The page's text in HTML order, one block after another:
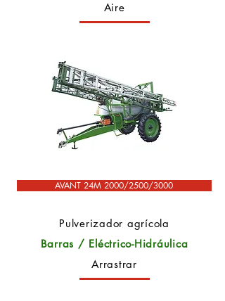
Aire
AVANT 24M 2000/2500/3000
Pulverizador agrícola
Barras / Eléctrico-Hidráulica
Arrastrar